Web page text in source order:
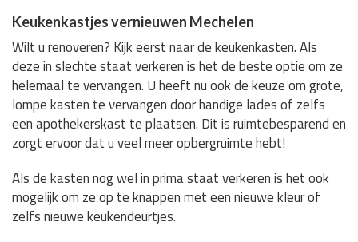
Keukenkastjes vernieuwen Mechelen
Wilt u renoveren? Kijk eerst naar de keukenkasten. Als
deze in slechte staat verkeren is het de beste optie om ze
helemaal te vervangen. U heeft nu ook de keuze om grote,
lompe kasten te vervangen door handige lades of zelfs
een apothekerskast te plaatsen. Dit is ruimtebesparend en
zorgt ervoor dat u veel meer opbergruimte hebt!
Als de kasten nog wel in prima staat verkeren is het ook
mogelijk om ze op te knappen met een nieuwe kleur of
zelfs nieuwe keukendeurtjes.